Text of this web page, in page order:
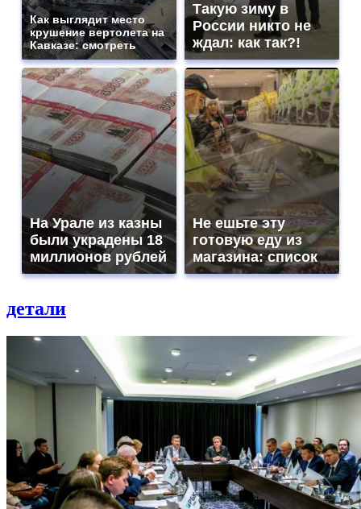
Как выглядит место
крушение вертолета на
Кавказе: смотреть
Такую зиму в
России никто не
ждал: как так?!
На Урале из казны
были украдены 18
миллионов рублей
Не ешьте эту
готовую еду из
магазина: список
детали